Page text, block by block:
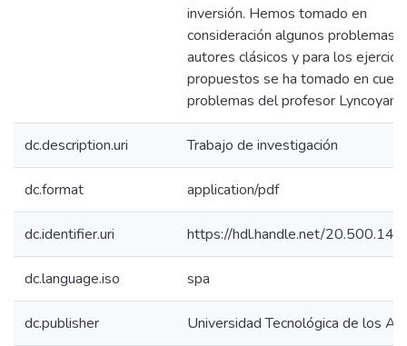
inversión. Hemos tomado en
consideración algunos problemas
autores clásicos y para los
propuestos se ha tomado en
problemas del profesor Lyncoyan
dc.description.uri Trabajo de investigación
dc.format application/pdf
dc.identifier.uri https://hdl.handle.net/
dc.language.iso spa
dc.publisher Universidad Tecnológica de los